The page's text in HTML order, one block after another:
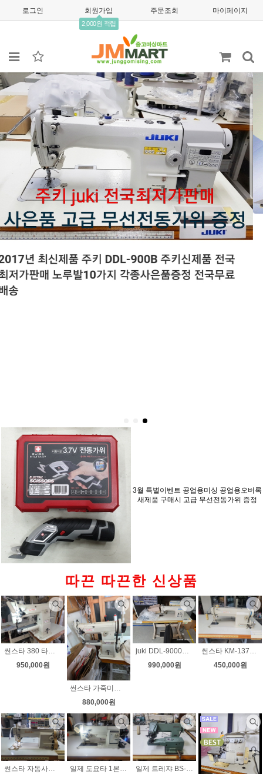
로그인 회원가입
2,000원 적립
주문조회 마이페이지
3월 특별이벤트 공업용미싱 공업용오버록
새제품 구매시 고급 무선전동가위 증정
따끈 따끈한 신상품
썬스타 380 타프미싱 무소음모터 속도조절 상하정지 모터부착 상태좋아요
950,000원
썬스타 가죽미싱 km-380 무소음모터 속도조절 상태좋아요
880,000원
juki DDL-9000B SH 다이렉트 자동사절미싱 후물용 무소음 속도조절 상태좋아요
990,000원
썬스타 KM-137A 공업용미싱 국내생산 수선실 현수막 기타
450,000원
썬스타 자동사절미싱 신형 KM-235A-7S 무소음 속도조절
일제 도요타 1본침 총합송 자동사절미싱 무소음 속도조절 노루발자동 천막미싱 차광막미싱
일제 트레쟈 BS-831 고급 스쿠이미싱 단뜨기미싱 무소음 속도조절 8윌 30일까지 초특가판매